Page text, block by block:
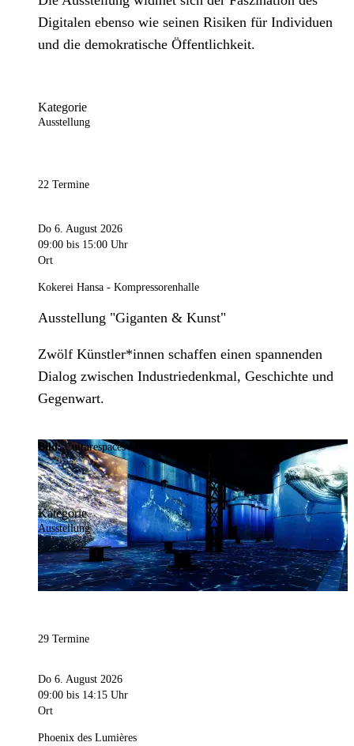
Digitalen ebenso wie seinen Risiken für Individuen
und die demokratische Öffentlichkeit.
Kategorie
Ausstellung
22 Termine
Do 6. August 2026
09:00 bis 15:00 Uhr
Ort
Kokerei Hansa - Kompressorenhalle
Ausstellung "Giganten & Kunst"
Zwölf Künstler*innen schaffen einen spannenden
Dialog zwischen Industriedenkmal, Geschichte und
Gegenwart.
Bild:Culturespaces / Falko Wübbecke
Kategorie
Ausstellung
29 Termine
Do 6. August 2026
09:00 bis 14:15 Uhr
Ort
Phoenix des Lumières